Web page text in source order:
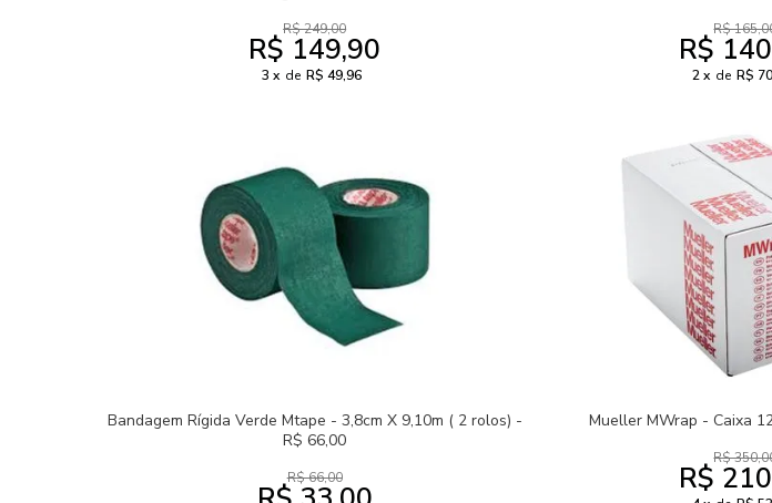
R$ 249,00
R$ 149,90
3 de R$ 49,96
R$
R$
2 de R$
Bandagem Rígida Verde Mtape - 3,8cm X 9,10m ( 2 rolos) -
R$ 66,00
R$ 66,00
Mueller MWrap - Caixa
R$
R$